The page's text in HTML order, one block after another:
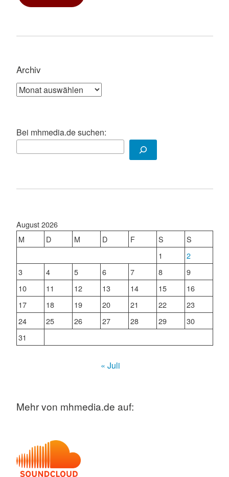
Archiv
Archiv
Bei mhmedia.de suchen:
August 2026
M
D M D F S
S
1
2
3
4 5 6 7 8
9
10
11 12 13 14 15
16
17
18 19 20 21 22
23
24
25 26 27 28 29
30
31
« Juli
Mehr von mhmedia.de auf: